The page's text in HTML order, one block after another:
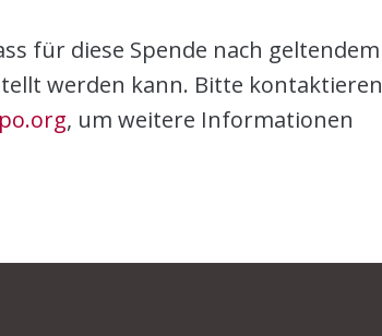
für diese Spende nach geltendem
werden kann. Bitte kontaktieren
, um weitere Informationen